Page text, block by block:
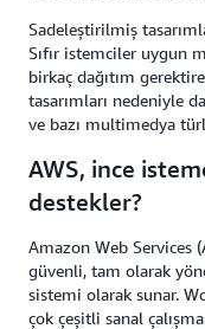
Sadeleştirilmiş
Sıfır istemciler uygun
birkaç dağıtım
tasarımları nedeniyle
ve bazı multimedya
AWS, ince
destekler?
Amazon Web Services
güvenli, tam olarak
sistemi olarak sunar.
çok çeşitli sanal